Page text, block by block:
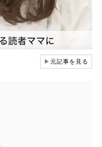
▶元記事を見る